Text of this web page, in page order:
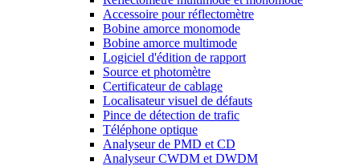
Accessoire pour réflectomètre
Bobine amorce monomode
Bobine amorce multimode
Logiciel d'édition de rapport
Source et photomètre
Certificateur de cablage
Localisateur visuel de défauts
Pince de détection de trafic
Téléphone optique
Analyseur de PMD et CD
Analyseur CWDM et DWDM